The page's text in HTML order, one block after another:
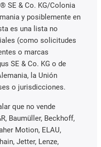
SE & Co. KG/Colonia
y posiblemente en
es una lista no
(como solicitudes
o marcas
SE & Co. KG o de
la Unión
o jurisdicciones.
que no vende
Baumüller, Beckhoff,
Motion, ELAU,
Jetter, Lenze,